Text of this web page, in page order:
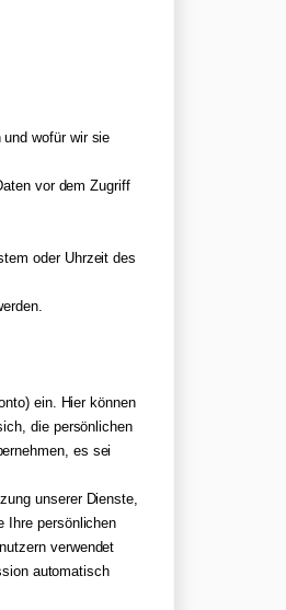
wofür wir sie
vor dem Zugriff
oder Uhrzeit des
ein. Hier können
die persönlichen
es sei
unserer Dienste,
Ihre persönlichen
verwendet
automatisch